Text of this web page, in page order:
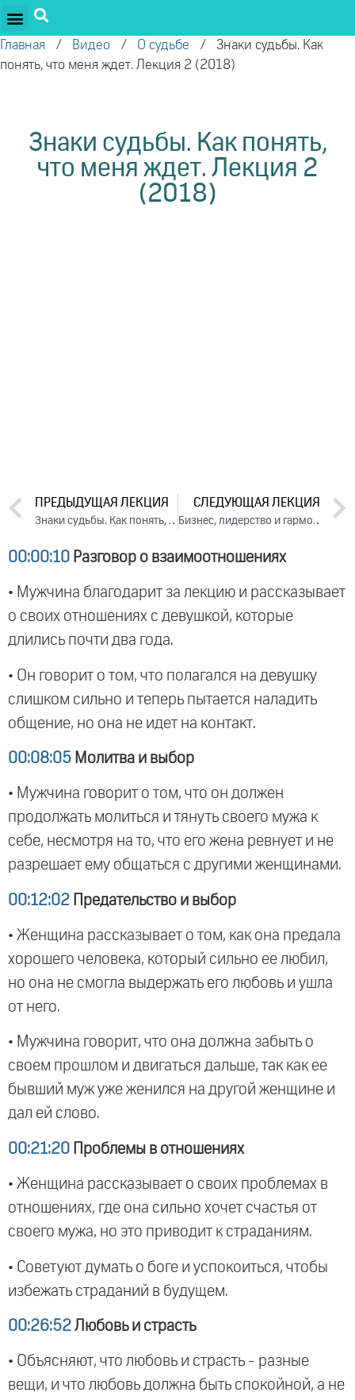
Главная / Видео / О судьбе / Знаки судьбы. Как
понять, что меня ждет. Лекция 2 (2018)
Знаки судьбы. Как понять,
что меня ждет. Лекция 2
(2018)
ПРЕДЫДУЩАЯ ЛЕКЦИЯ
Знаки судьбы. Как понять, что меня ждет. Лекция 1 (2018)
СЛЕДУЮЩАЯ ЛЕКЦИЯ
Бизнес, лидерство и гармония с собой. Лекция 3 (2018)
00:00:10 Разговор о взаимоотношениях
• Мужчина благодарит за лекцию и рассказывает
о своих отношениях с девушкой, которые
длились почти два года.
• Он говорит о том, что полагался на девушку
слишком сильно и теперь пытается наладить
общение, но она не идет на контакт.
00:08:05 Молитва и выбор
• Мужчина говорит о том, что он должен
продолжать молиться и тянуть своего мужа к
себе, несмотря на то, что его жена ревнует и не
разрешает ему общаться с другими женщинами.
00:12:02 Предательство и выбор
• Женщина рассказывает о том, как она предала
хорошего человека, который сильно ее любил,
но она не смогла выдержать его любовь и ушла
от него.
• Мужчина говорит, что она должна забыть о
своем прошлом и двигаться дальше, так как ее
бывший муж уже женился на другой женщине и
дал ей слово.
00:21:20 Проблемы в отношениях
• Женщина рассказывает о своих проблемах в
отношениях, где она сильно хочет счастья от
своего мужа, но это приводит к страданиям.
• Советуют думать о боге и успокоиться, чтобы
избежать страданий в будущем.
00:26:52 Любовь и страсть
• Объясняют, что любовь и страсть - разные
вещи, и что любовь должна быть спокойной, а не